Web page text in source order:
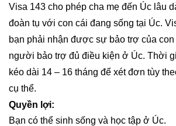
Visa 143 cho phép cha mẹ đến Úc lâu
đoàn tụ với con cái đang sống tại Úc.
bạn phải nhận được sự bảo trợ của con
người bảo trợ đủ điều kiện ở Úc. Thời
kéo dài 14 – 16 tháng để xét đơn tùy
cụ thể.
Quyền lợi:
Bạn có thể sinh sống và học tập ở Úc.